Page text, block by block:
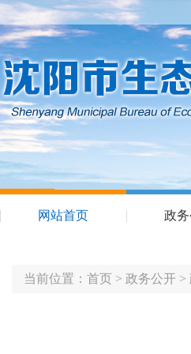
网站首页 政
当前位置： 首页 > 政务公开 >